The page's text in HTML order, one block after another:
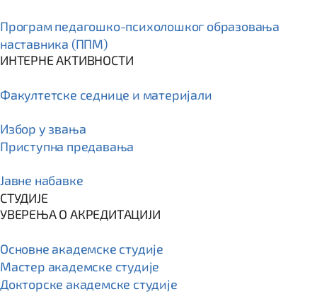
Програм пeдагошко-психолошког образовања
наставника (ППМ)
ИНТЕРНЕ АКТИВНОСТИ
Факултетске седнице и материјали
Избор у звања
Приступна предавања
Јавне набавке
СТУДИЈЕ
УВЕРЕЊА О АКРЕДИТАЦИЈИ
Основне академске студије
Мастер академске студије
Докторске академске студије